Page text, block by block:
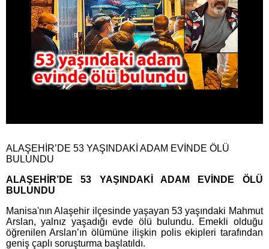
ALAŞEHİR’DE 53 YAŞINDAKİ ADAM EVİNDE ÖLÜ
BULUNDU
ALAŞEHİR’DE 53 YAŞINDAKİ ADAM EVİNDE ÖLÜ
BULUNDU
Manisa'nın Alaşehir ilçesinde yaşayan 53 yaşındaki Mahmut
Arslan, yalnız yaşadığı evde ölü bulundu. Emekli olduğu
öğrenilen Arslan’ın ölümüne ilişkin polis ekipleri tarafından
geniş çaplı soruşturma başlatıldı.